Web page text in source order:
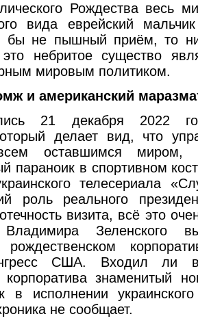
Рождества весь
вида еврейский
бы не пышный приём, то
небритое существо
мировым политиком.
и американский
21 декабря 2022
делает вид, что
оставшимся миром,
параноик в спортивном
телесериала
роль реального
визита, всё это
Владимира Зеленского
рождественском
США. Входил ли в
корпоратива знаменитый
в исполнении украинского
не сообщает.